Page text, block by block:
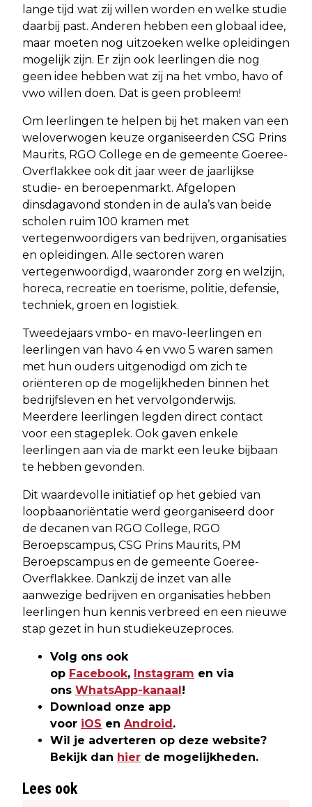
lange tijd wat zij willen worden en welke studie
daarbij past. Anderen hebben een globaal idee,
maar moeten nog uitzoeken welke opleidingen
mogelijk zijn. Er zijn ook leerlingen die nog
geen idee hebben wat zij na het vmbo, havo of
vwo willen doen. Dat is geen probleem!
Om leerlingen te helpen bij het maken van een
weloverwogen keuze organiseerden CSG Prins
Maurits, RGO College en de gemeente Goeree-
Overflakkee ook dit jaar weer de jaarlijkse
studie- en beroepenmarkt. Afgelopen
dinsdagavond stonden in de aula’s van beide
scholen ruim 100 kramen met
vertegenwoordigers van bedrijven, organisaties
en opleidingen. Alle sectoren waren
vertegenwoordigd, waaronder zorg en welzijn,
horeca, recreatie en toerisme, politie, defensie,
techniek, groen en logistiek.
Tweedejaars vmbo- en mavo-leerlingen en
leerlingen van havo 4 en vwo 5 waren samen
met hun ouders uitgenodigd om zich te
oriënteren op de mogelijkheden binnen het
bedrijfsleven en het vervolgonderwijs.
Meerdere leerlingen legden direct contact
voor een stageplek. Ook gaven enkele
leerlingen aan via de markt een leuke bijbaan
te hebben gevonden.
Dit waardevolle initiatief op het gebied van
loopbaanoriëntatie werd georganiseerd door
de decanen van RGO College, RGO
Beroepscampus, CSG Prins Maurits, PM
Beroepscampus en de gemeente Goeree-
Overflakkee. Dankzij de inzet van alle
aanwezige bedrijven en organisaties hebben
leerlingen hun kennis verbreed en een nieuwe
stap gezet in hun studiekeuzeproces.
Volg ons ook
op Facebook, Instagram en via
ons WhatsApp-kanaal!
Download onze app
voor iOS en Android.
Wil je adverteren op deze website?
Bekijk dan hier de mogelijkheden.
Lees ook